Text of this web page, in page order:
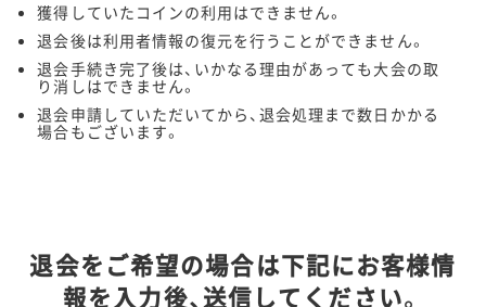
獲得していたコインの利用はできません。
退会後は利用者情報の復元を行うことができません。
退会手続き完了後は、いかなる理由があっても大会の取
り消しはできません。
退会申請していただいてから、退会処理まで数日かかる
場合もございます。
退会をご希望の場合は下記にお客様情
報を入力後、送信してください。